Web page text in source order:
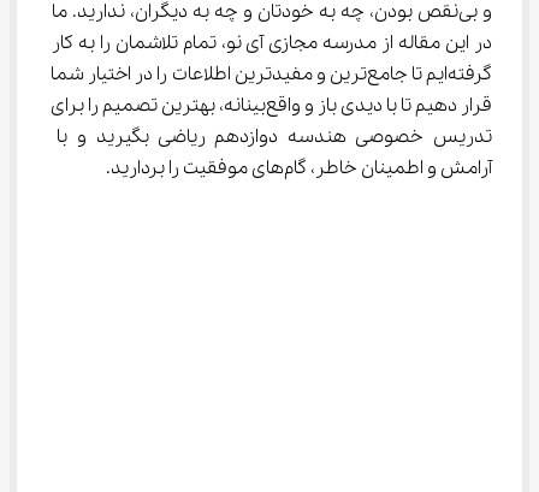
و بی‌نقص بودن، چه به خودتان و چه به دیگران، ندارید. ما
در این مقاله از مدرسه مجازی آی نو، تمام تلاشمان را به کار
گرفته‌ایم تا جامع‌ترین و مفیدترین اطلاعات را در اختیار شما
قرار دهیم تا با دیدی باز و واقع‌بینانه، بهترین تصمیم را برای
تدریس خصوصی هندسه دوازدهم ریاضی بگیرید و با
آرامش و اطمینان خاطر، گام‌های موفقیت را بردارید.